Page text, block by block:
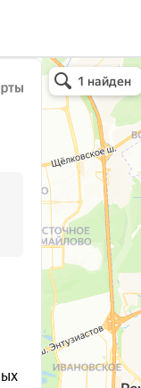
Планета кровли
Кровля и
Окна в Балашихе